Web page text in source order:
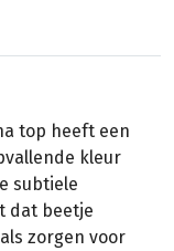
top heeft een
kleur
subtiele
dat beetje
zorgen voor